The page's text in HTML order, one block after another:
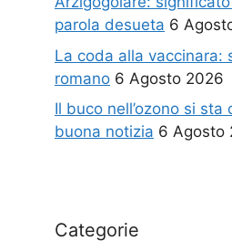
parola desueta 6
La coda alla vaccinara:
romano 6 Agosto 2026
Il buco nell’ozono si sta
buona notizia 6 Agosto
Categorie